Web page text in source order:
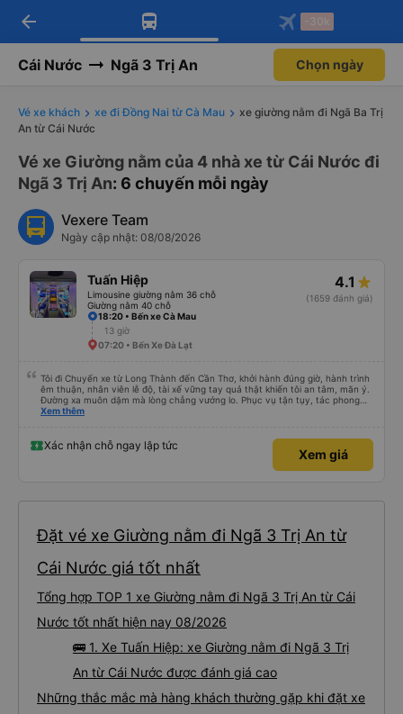
Tải app Vexere ngay!
Nhận ưu đãi thành viên độc
Mở app
Tải app Vexere
-30k/ghế khi đặt vé máy bay qua
Mở app
arrow_back -30k
Cái Nước Ngã 3 Trị An Chọn ngày
Vé xe khách xe đi Đồng Nai từ Cà Mau
xe giường nằm đi Ngã Ba Trị
An từ Cái Nước
Vé xe Giường nằm của 4 nhà xe từ Cái Nước đi
Ngã 3 Trị An: 6 chuyến mỗi ngày
Vexere Team
Ngày cập nhật: 08/08/2026
Tuấn Hiệp
Limousine giường nằm 36 chỗ
Giường nằm 40 chỗ
4.1
(1659 đánh giá)
18:20 • Bến xe Cà Mau
13 giờ
07:20 • Bến Xe Đà Lạt
Tôi đi Chuyến xe từ Long Thành đến Cần Thơ, khởi hành đúng giờ, hành trình
êm thuận, nhân viên lễ độ, tài xế vững tay quả thật khiến tôi an tâm, mãn ý.
Đường xa muôn dặm mà lòng chẳng vướng lo. Phục vụ tận tụy, tác phong
nghiêm cẩn, hiếm thấy giữa thời buổi kim tiền vội vã. Xã hội loạn đạo. Xin gửi
Xem thêm
Xác nhận chỗ ngay lập tức
Xem giá
Đặt vé xe Giường nằm đi Ngã 3 Trị An từ
Cái Nước giá tốt nhất
Tổng hợp TOP 1 xe Giường nằm đi Ngã 3 Trị An từ Cái
Nước tốt nhất hiện nay 08/2026
🚌 1. Xe Tuấn Hiệp: xe Giường nằm đi Ngã 3 Trị
An từ Cái Nước được đánh giá cao
Những thắc mắc mà hàng khách thường gặp khi đặt xe